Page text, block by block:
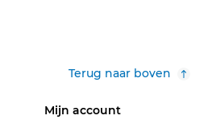
Terug naar boven
Mijn account